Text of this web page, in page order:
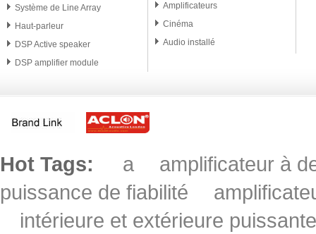
Système de Line Array
Haut-parleur
DSP Active speaker
DSP amplifier module
Accessoire
Amplificateurs
Cinéma
Audio installé
Hot Tags: a
amplificateur à
puissance de fiabilité
intérieure et extérieure